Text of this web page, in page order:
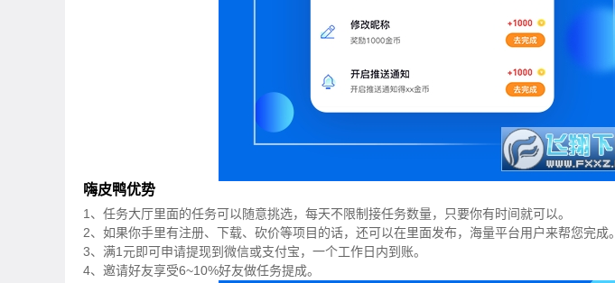
嗨皮鸭优势
1、任务大厅里面的任务可以随意挑选，每天不限制接任务数量，只要你有时间就可以。
2、如果你手里有注册、下载、砍价等项目的话，还可以在里面发布，海量平台用户来帮您完成。
3、满1元即可申请提现到微信或支付宝，一个工作日内到账。
4、邀请好友享受6~10%好友做任务提成。